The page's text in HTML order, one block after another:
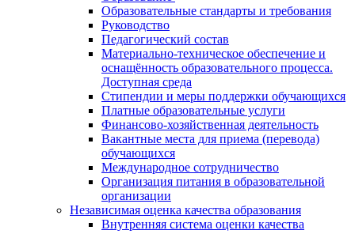
Образовательные стандарты и требования
Руководство
Педагогический состав
Материально-техническое обеспечение и
оснащённость образовательного процесса.
Доступная среда
Стипендии и меры поддержки обучающихся
Платные образовательные услуги
Финансово-хозяйственная деятельность
Вакантные места для приема (перевода)
обучающихся
Международное сотрудничество
Организация питания в образовательной
организации
Независимая оценка качества образования
Внутренняя система оценки качества